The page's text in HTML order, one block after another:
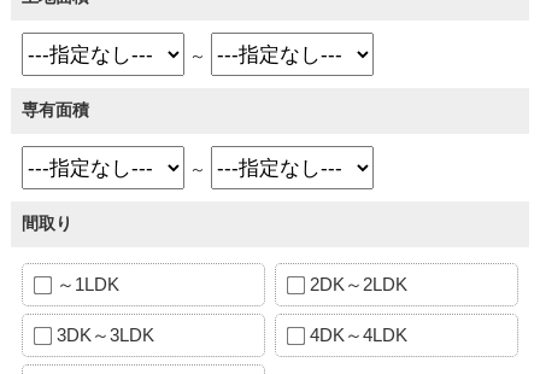
～
専有面積
～
間取り
～1LDK 2DK～2LDK
3DK～3LDK 4DK～4LDK